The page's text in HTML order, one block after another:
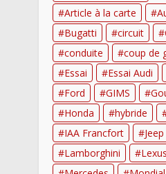
Article à la carte
Bugatti
circuit
conduite
coup de
Essai
Essai Audi
Ford
GIMS
Honda
hybride
IAA Francfort
Jeep
Lamborghini
Lexus